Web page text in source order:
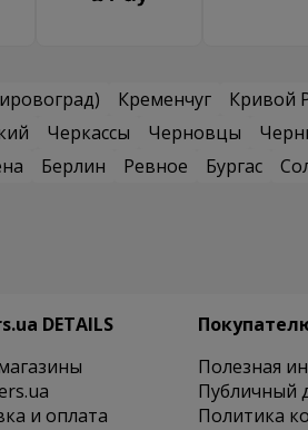
Кременчуг Кривой
Черкассы Черновцы
Берлин Ревное Бургас
DETAILS
и оплата
Полезная
Публичный
Политика